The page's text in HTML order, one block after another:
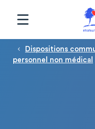
Fil d'Ariane
Dispositions
personnel non médical
Panneau de gestion